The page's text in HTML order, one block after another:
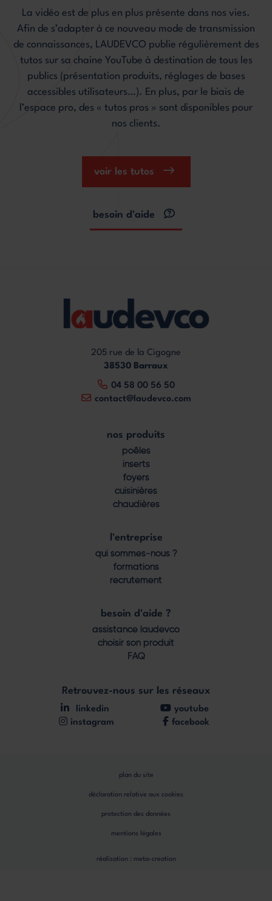
La vidéo est de plus en plus présente dans nos vies.
Afin de s’adapter à ce nouveau mode de transmission
de connaissances, LAUDEVCO publie régulièrement des
tutos sur sa chaine YouTube à destination de tous les
publics (présentation produits, réglages de bases
accessibles utilisateurs…). En plus, par le biais de
l’espace pro, des « tutos pros » sont disponibles pour
nos clients.
voir les tutos
besoin d'aide
205 rue de la Cigogne
38530 Barraux
04 58 00 56 50
contact@laudevco.com
nos produits
poêles
inserts
foyers
cuisinières
chaudières
l'entreprise
qui sommes-nous ?
formations
recrutement
besoin d'aide ?
assistance laudevco
choisir son produit
FAQ
Retrouvez-nous sur les réseaux
linkedin
youtube
instagram
facebook
réalisation : meta-creation
mentions légales
protection des données
déclaration relative aux cookies
plan du site